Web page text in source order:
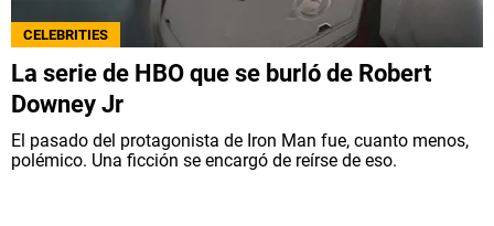
NETFLIX
PRIME VIDEO
APPLE TV+
CELEBRITIES
La serie de HBO que se burló de Robert
Downey Jr
El pasado del protagonista de Iron Man fue, cuanto menos,
polémico. Una ficción se encargó de reírse de eso.